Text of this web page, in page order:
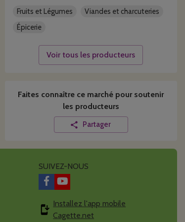
Fruits et Légumes
Viandes et charcuteries
Épicerie
Voir tous les producteurs
Faites connaître ce marché pour soutenir
les producteurs
Partager
SUIVEZ-NOUS
Installez l'app mobile
Cagette.net